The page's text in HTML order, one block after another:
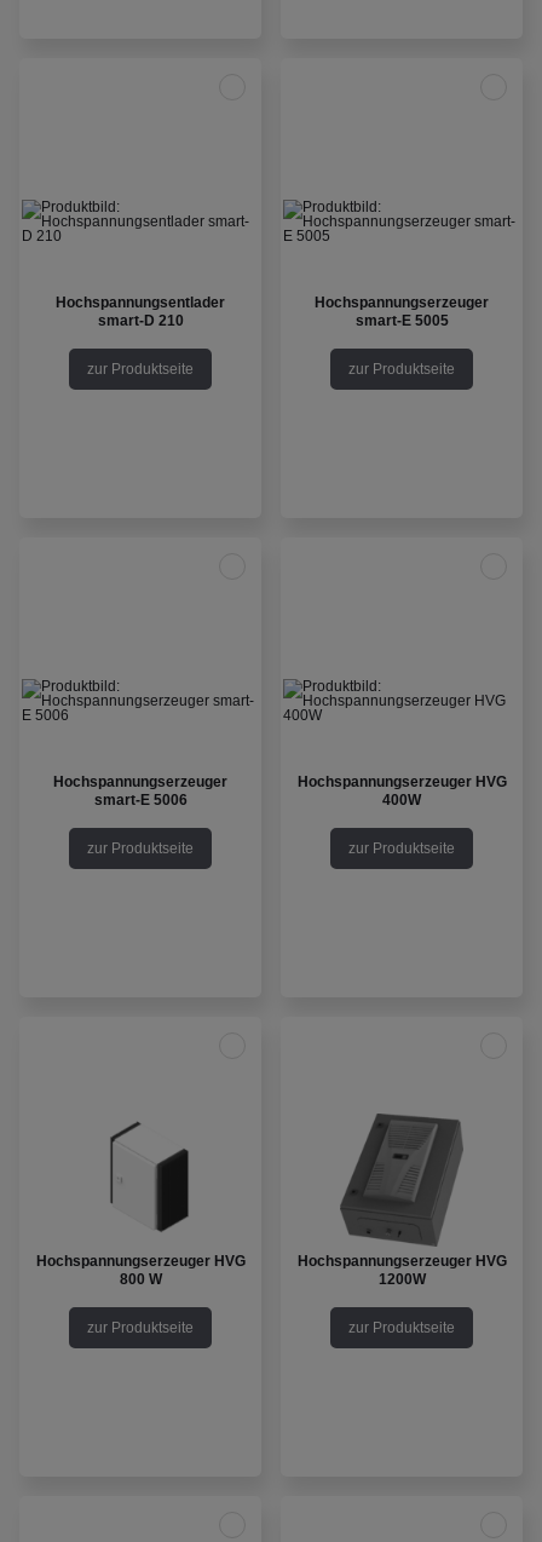
Hochspannungsentlader
smart-D 210
zur Produktseite
Hochspannungserzeuger
smart-E 5005
zur Produktseite
Hochspannungserzeuger
smart-E 5006
zur Produktseite
Hochspannungserzeuger HVG
400W
zur Produktseite
Hochspannungserzeuger HVG
800 W
zur Produktseite
Hochspannungserzeuger HVG
1200W
zur Produktseite